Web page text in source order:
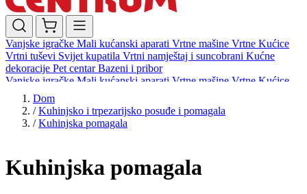
Vanjske igračke Mali kućanski aparati Vrtne mašine Vrtne Kućice
Vrtni tuševi Svijet kupatila Vrtni namještaj i suncobrani Kućne
dekoracije Pet centarBazeni i pribor
Vanjske igračke Mali kućanski aparati Vrtne mašine Vrtne Kućice
Vrtni tuševi
dekoracijePet centar Bazeni i pribor
Dom
/ Kuhinjsko i trpezarijsko posuđe i pomagala
/ Kuhinjska pomagala
Kuhinjska pomagala